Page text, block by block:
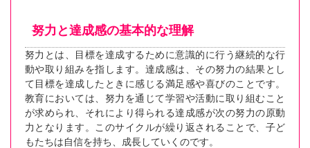
努力と達成感の基本的な理解
努力とは、目標を達成するために意識的に行う継続的な行
動や取り組みを指します。達成感は、その努力の結果とし
て目標を達成したときに感じる満足感や喜びのことです。
教育においては、努力を通じて学習や活動に取り組むこと
が求められ、それにより得られる達成感が次の努力の原動
力となります。このサイクルが繰り返されることで、子ど
もたちは自信を持ち、成長していくのです。